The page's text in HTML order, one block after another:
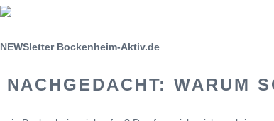
NEWSletter Bockenheim-Aktiv.de
NACHGEDACHT: WARUM